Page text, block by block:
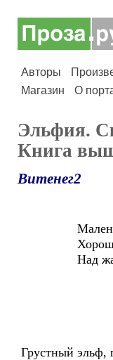
Авторы
Магазин
О
Эльфия.
Книга
Витенег2
Хорошая
Над
Грустный эльф,